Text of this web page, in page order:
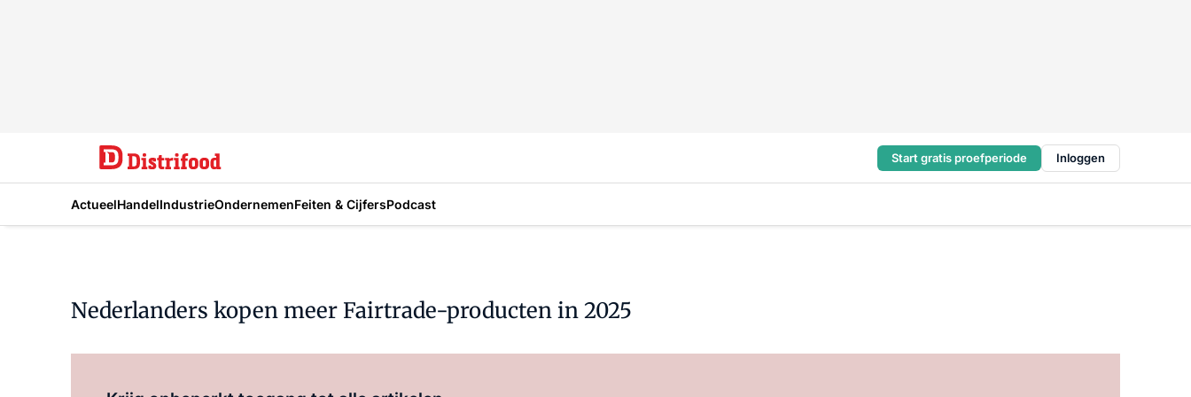
Start gratis proefperiode Inloggen
ActueelHandelIndustrieOndernemenFeiten & CijfersPodcast
Nederlanders kopen meer Fairtrade-producten in 2025